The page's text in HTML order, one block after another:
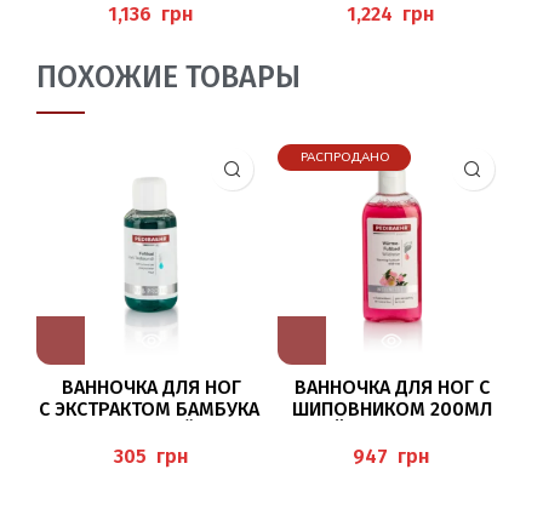
50 МЛ BAEHR
грн
“NAGELLACKENTFERNER
WILDKIRSCHE” BAEHR
грн
ПОХОЖИЕ ТОВАРЫ
ВАННОЧКА ДЛЯ НОГ
С ЭКСТРАКТОМ БАМБУКА
ДЕРЕВА 50МЛ (FUSSBAD
MIT TEEBAUMÖL)
грн
РАСПРОДАНО
ВАННОЧКА ДЛЯ НОГ С
ШИПОВНИКОМ 200МЛ
WILDROSE) PEDIBAEHR
грн